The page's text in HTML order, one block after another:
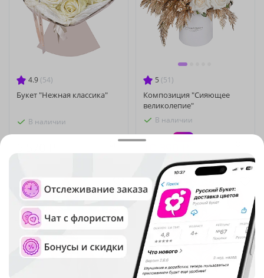
4.9 (54)
Букет "Нежная классика"
В наличии
5 (51)
Композиция "Сияющее
великолепие"
В наличии
11 540 ₽ -10%